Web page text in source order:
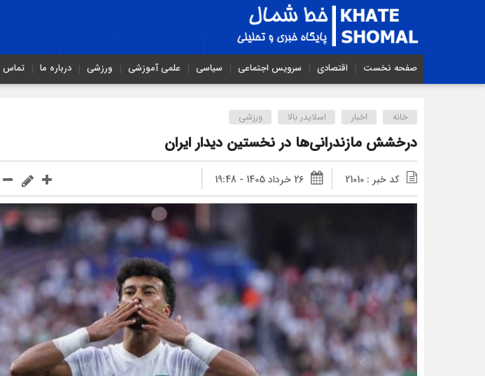
صفحه نخست اقتصادی سرویس اجتماعی سیاسی علمی آموزشی ورزشی درباره ما تماس
خانه اخبار اسلایدر بالا ورزشی
درخشش مازندرانی‌ها در نخستین دیدار ایران
کد خبر : 21010 26 خرداد 1405 - 19:48